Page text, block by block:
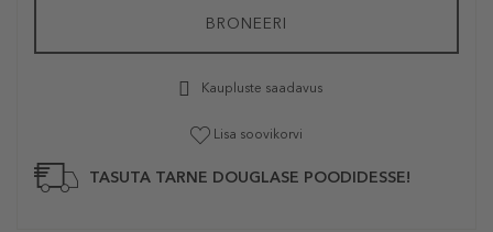
BRONEERI
Kaupluste saadavus
Lisa soovikorvi
TASUTA TARNE DOUGLASE POODIDESSE!